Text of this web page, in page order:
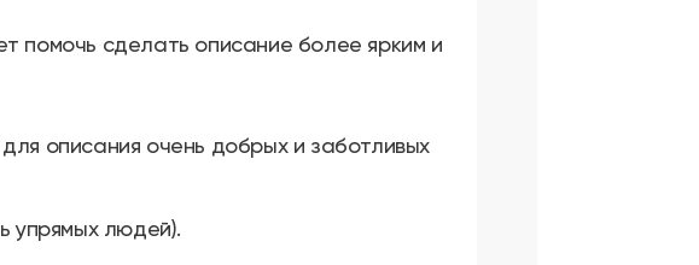
помочь сделать описание более ярким и
описания очень добрых и заботливых
упрямых людей).